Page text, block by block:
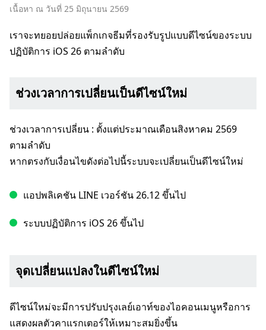
เนื้อหา ณ วันที่ 25 มิถุนายน 2569
เราจะทยอยปล่อยแพ็กเกจธีมที่รองรับรูปแบบดีไซน์ของระบบ
ปฏิบัติการ iOS 26 ตามลำดับ
ช่วงเวลาการเปลี่ยนเป็นดีไซน์ใหม่
ช่วงเวลาการเปลี่ยน : ตั้งแต่ประมาณเดือนสิงหาคม 2569
ตามลำดับ
หากตรงกับเงื่อนไขดังต่อไปนี้ระบบจะเปลี่ยนเป็นดีไซน์ใหม่
แอปพลิเคชัน LINE เวอร์ชัน 26.12 ขึ้นไป
ระบบปฏิบัติการ iOS 26 ขึ้นไป
จุดเปลี่ยนแปลงในดีไซน์ใหม่
ดีไซน์ใหม่จะมีการปรับปรุงเลย์เอาท์ของไอคอนเมนูหรือการ
แสดงผลตัวคาแรกเตอร์ให้เหมาะสมยิ่งขึ้น